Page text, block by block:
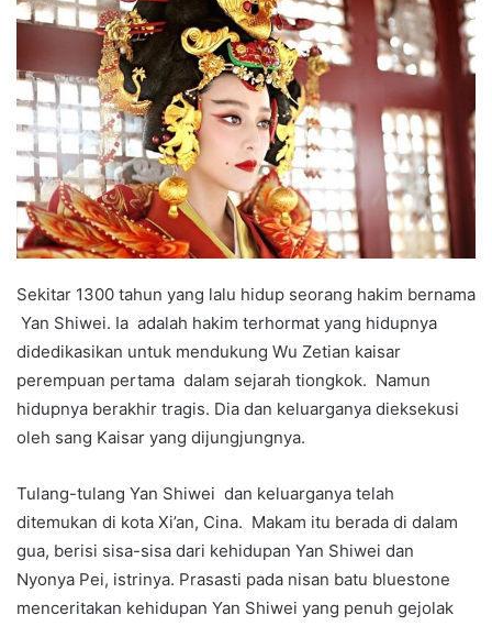
Sekitar 1300 tahun yang lalu hidup seorang hakim bernama
Yan Shiwei. Ia adalah hakim terhormat yang hidupnya
didedikasikan untuk mendukung Wu Zetian kaisar
perempuan pertama dalam sejarah tiongkok. Namun
hidupnya berakhir tragis. Dia dan keluarganya dieksekusi
oleh sang Kaisar yang dijungjungnya.
Tulang-tulang Yan Shiwei dan keluarganya telah
ditemukan di kota Xi’an, Cina. Makam itu berada di dalam
gua, berisi sisa-sisa dari kehidupan Yan Shiwei dan
Nyonya Pei, istrinya. Prasasti pada nisan batu bluestone
menceritakan kehidupan Yan Shiwei yang penuh gejolak